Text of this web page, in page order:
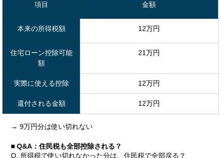
項目 金額
本来の所得税額 12万円
住宅ローン控除可能
額
21万円
実際に使える控除 12万円
還付される金額 12万円
→ 9万円分は使い切れない
■ Q&A：住民税も全部控除される？
Q. 所得税で使い切れなかった分は、住民税で全部戻る？